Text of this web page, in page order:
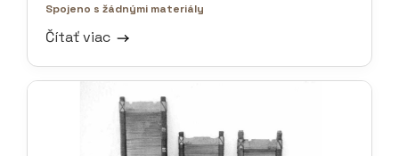
Spojeno s žádnými materiály
Čítať viac